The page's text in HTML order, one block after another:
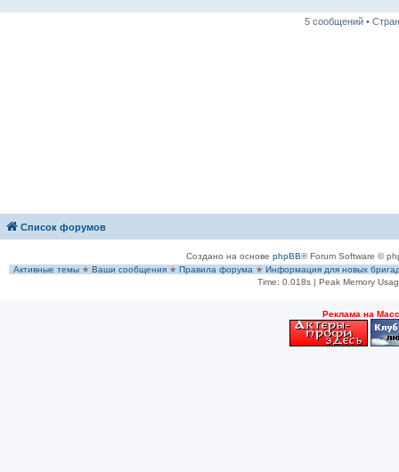
5 сообщений •
Список форумов
Создано на основе phpBB® Forum Software ©
Активные темы ✭ Ваши сообщения ✭ Правила форума ✭ Информация для новых
Time: 0.018s| Peak Memory
Рeклама на